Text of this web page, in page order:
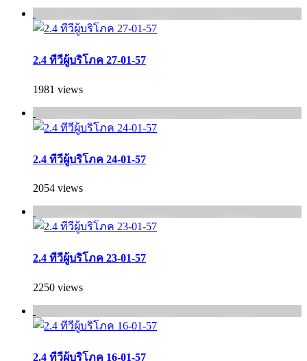
2.4 ทีวีผู้บริโภค 27-01-57
1981 views
2.4 ทีวีผู้บริโภค 24-01-57
2054 views
2.4 ทีวีผู้บริโภค 23-01-57
2250 views
2.4 ทีวีผู้บริโภค 16-01-57